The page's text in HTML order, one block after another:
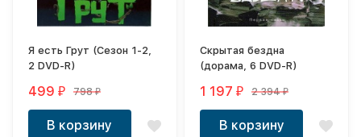
Я есть Грут (Сезон 1-2,
2 DVD-R)
499₽ 798₽
В корзину
Скрытая бездна
(дорама, 6 DVD-R)
1 197₽ 2 394₽
В корзину